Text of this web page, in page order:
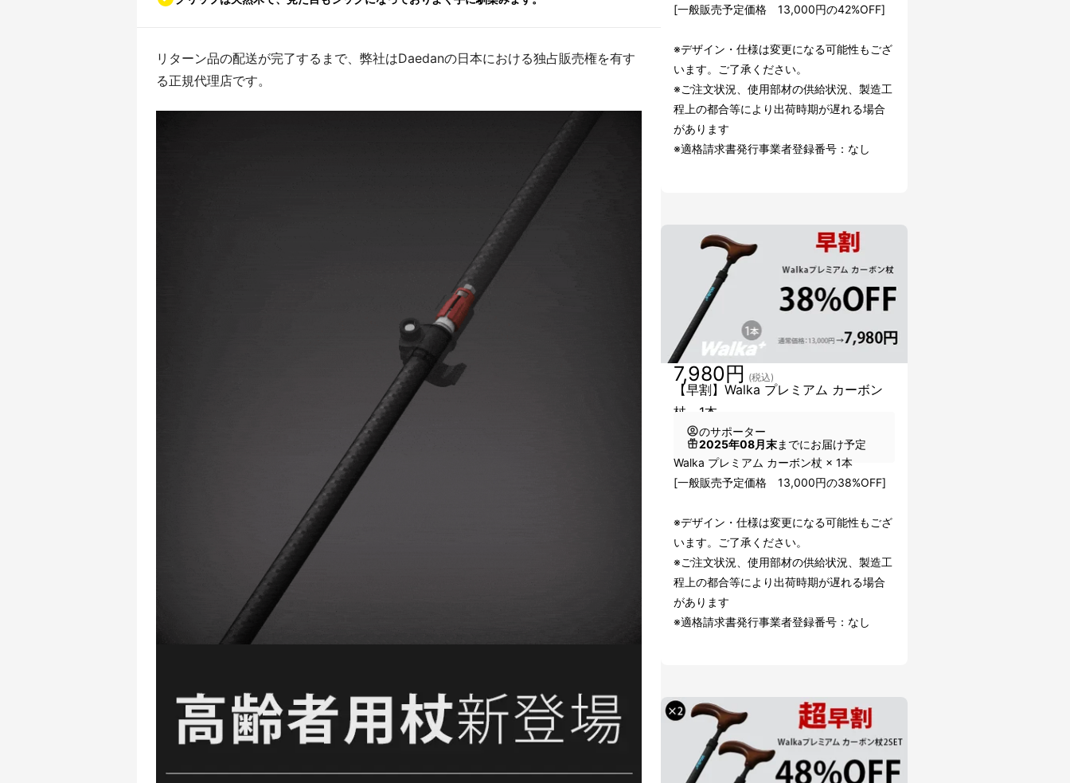
リターン品の配送が完了するまで、弊社はDaedanの日本における独占販売権を有す
る正規代理店です。
[一般販売予定価格 13,000円の42%OFF]
※デザイン・仕様は変更になる可能性もござ
います。ご了承ください。
※ご注文状況、使用部材の供給状況、製造工
程上の都合等により出荷時期が遅れる場合
があります
※適格請求書発行事業者登録番号：なし
【早割】Walka プレミアム カーボン
杖 1本
7,980円 (税込)
のサポーター
2025年08月末までにお届け予定
Walka プレミアム カーボン杖 × 1本
[一般販売予定価格 13,000円の38%OFF]
※デザイン・仕様は変更になる可能性もござ
います。ご了承ください。
※ご注文状況、使用部材の供給状況、製造工
程上の都合等により出荷時期が遅れる場合
があります
※適格請求書発行事業者登録番号：なし